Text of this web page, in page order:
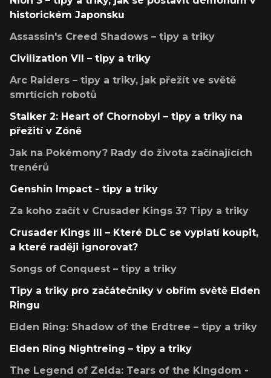
historickém Japonsku
Assassin's Creed Shadows – tipy a triky
Civilization VII – tipy a triky
Arc Raiders – tipy a triky, jak přežít ve světě
smrtících robotů
Stalker 2: Heart of Chornobyl – tipy a triky na
přežití v Zóně
Jak na Pokémony? Rady do života začínajících
trenérů
Genshin Impact - tipy a triky
Za koho začít v Crusader Kings 3? Tipy a triky
Crusader Kings III – Které DLC se vyplatí koupit,
a které raději ignorovat?
Songs of Conquest – tipy a triky
Tipy a triky pro začátečníky v obřím světě Elden
Ringu
Elden Ring: Shadow of the Erdtree – tipy a triky
Elden Ring Nightreing – tipy a triky
The Legend of Zelda: Tears of the Kingdom -